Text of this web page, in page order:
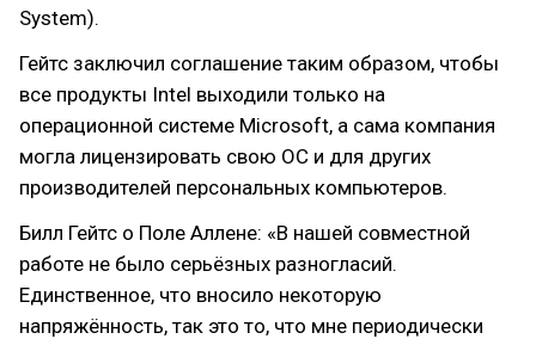
System).
Гейтс заключил соглашение таким образом, чтобы
все продукты Intel выходили только на
операционной системе Microsoft, а сама компания
могла лицензировать свою ОС и для других
производителей персональных компьютеров.
Билл Гейтс о Поле Аллене: «В нашей совместной
работе не было серьёзных разногласий.
Единственное, что вносило некоторую
напряжённость, так это то, что мне периодически